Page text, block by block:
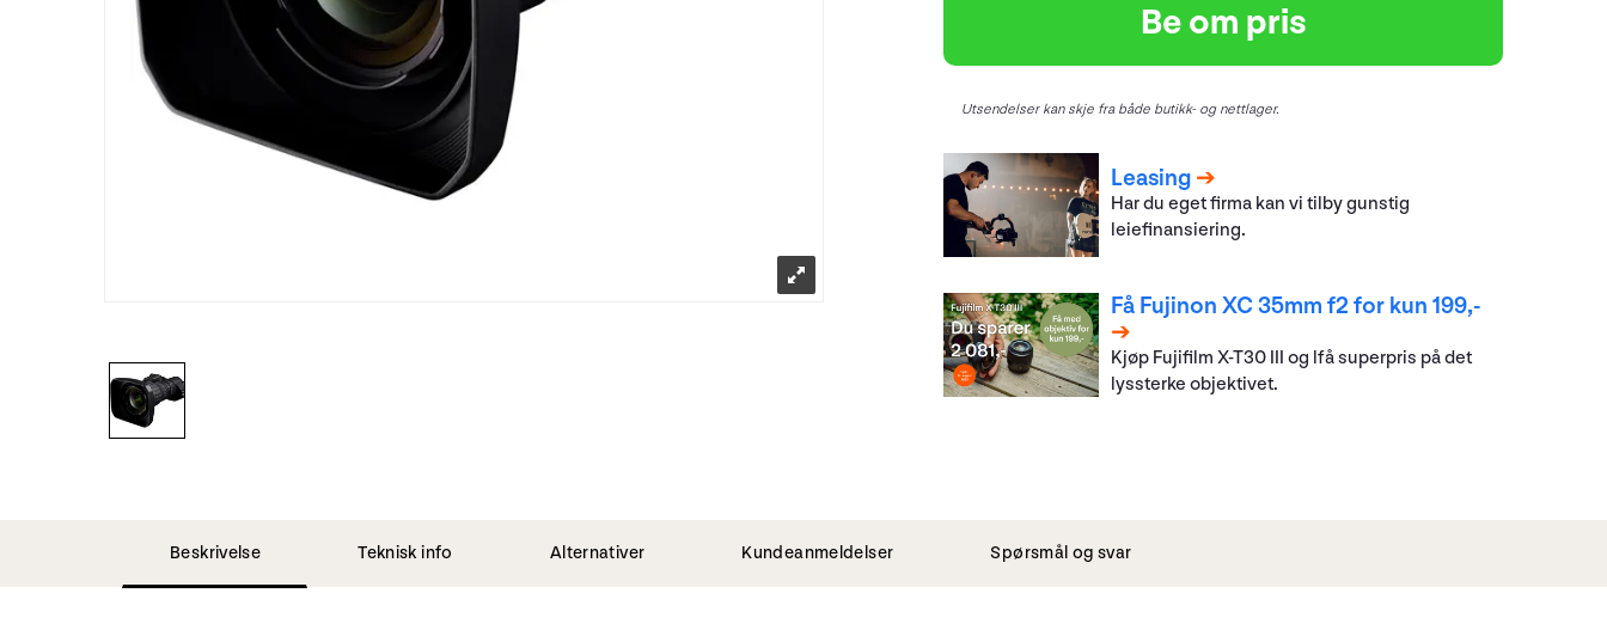
Be om pris
Utsendelser kan skje fra både butikk- og nettlager.
Leasing
Har du eget firma kan vi tilby gunstig
leiefinansiering.
Få Fujinon XC 35mm f2 for kun 199,-
Kjøp Fujifilm X-T30 III og lfå superpris på det
lyssterke objektivet.
Beskrivelse Teknisk info Alternativer Kundeanmeldelser Spørsmål og svar